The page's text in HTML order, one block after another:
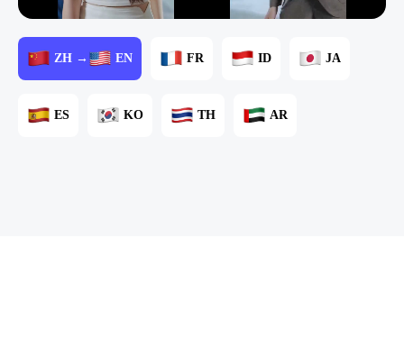
ZH → EN FR ID JA
ES KO TH AR